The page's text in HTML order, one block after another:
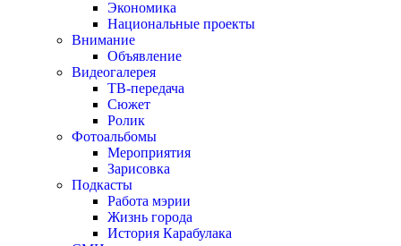
Экономика
Национальные проекты
Внимание
Объявление
Видеогалерея
ТВ-передача
Сюжет
Ролик
Фотоальбомы
Мероприятия
Зарисовка
Подкасты
Работа мэрии
Жизнь города
История Карабулака